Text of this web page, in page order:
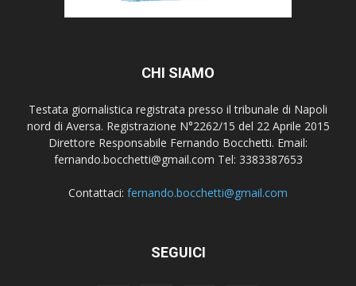
CHI SIAMO
Testata giornalistica registrata presso il tribunale di Napoli
nord di Aversa. Registrazione N°2262/15 del 22 Aprile 2015
Direttore Responsabile Fernando Bocchetti. Email:
fernando.bocchetti@gmail.com Tel: 3383387653
Contattaci: fernando.bocchetti@gmail.com
SEGUICI